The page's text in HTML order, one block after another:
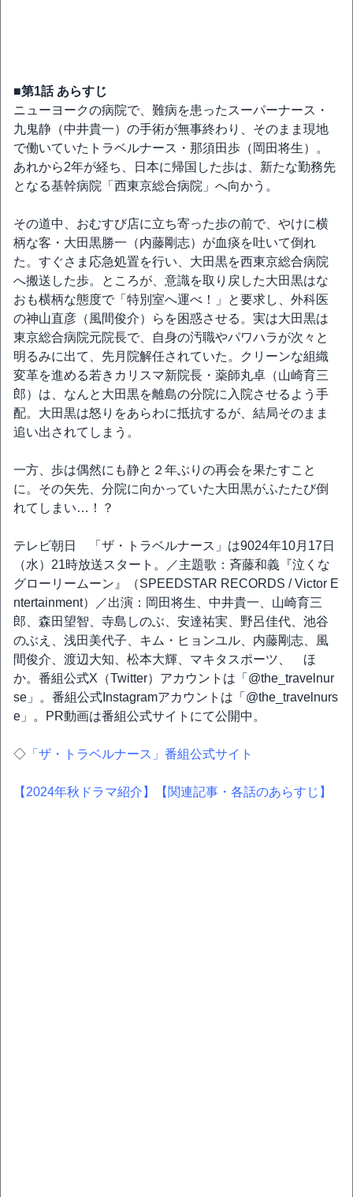
■第1話 あらすじ
ニューヨークの病院で、難病を患ったスーパーナース・
九鬼静（中井貴一）の手術が無事終わり、そのまま現地
で働いていたトラベルナース・那須田歩（岡田将生）。
あれから2年が経ち、日本に帰国した歩は、新たな勤務先
となる基幹病院「西東京総合病院」へ向かう。
その道中、おむすび店に立ち寄った歩の前で、やけに横
柄な客・大田黒勝一（内藤剛志）が血痰を吐いて倒れ
た。すぐさま応急処置を行い、大田黒を西東京総合病院
へ搬送した歩。ところが、意識を取り戻した大田黒はな
おも横柄な態度で「特別室へ運べ！」と要求し、外科医
の神山直彦（風間俊介）らを困惑させる。実は大田黒は
東京総合病院元院長で、自身の汚職やパワハラが次々と
明るみに出て、先月院解任されていた。クリーンな組織
変革を進める若きカリスマ新院長・薬師丸卓（山崎育三
郎）は、なんと大田黒を離島の分院に入院させるよう手
配。大田黒は怒りをあらわに抵抗するが、結局そのまま
追い出されてしまう。
一方、歩は偶然にも静と２年ぶりの再会を果たすこと
に。その矢先、分院に向かっていた大田黒がふたたび倒
れてしまい…！？
テレビ朝日 「ザ・トラベルナース」は9024年10月17日
（水）21時放送スタート。／主題歌：斉藤和義『泣くな
グローリームーン』（SPEEDSTAR RECORDS / Victor E
ntertainment）／出演：岡田将生、中井貴一、山崎育三
郎、森田望智、寺島しのぶ、安達祐実、野呂佳代、池谷
のぶえ、浅田美代子、キム・ヒョンユル、内藤剛志、風
間俊介、渡辺大知、松本大輝、マキタスポーツ、 ほ
か。番組公式X（Twitter）アカウントは「@the_travelnur
se」。番組公式Instagramアカウントは「@the_travelnurs
e」。PR動画は番組公式サイトにて公開中。
◇ 「ザ・トラベルナース」番組公式サイト
【2024年秋ドラマ紹介】 【関連記事・各話のあらすじ】